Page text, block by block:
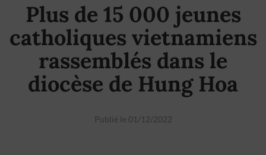
Plus de 15 000 jeunes
catholiques vietnamiens
rassemblés dans le
diocèse de Hung Hoa
Publié le 01/12/2022